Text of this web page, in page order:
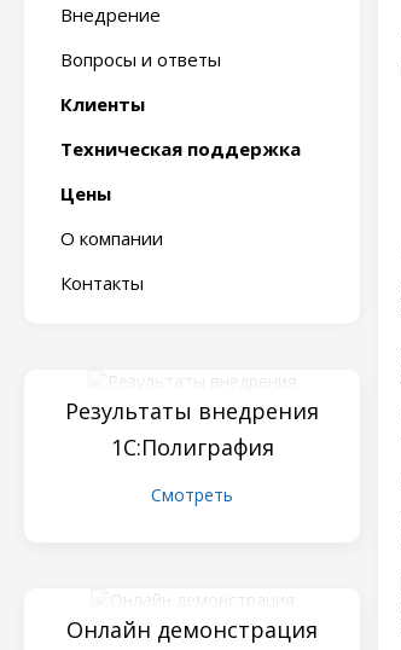
Внедрение
Вопросы и ответы
Клиенты
Техническая поддержка
Цены
О компании
Контакты
Результаты внедрения
1С:Полиграфия
Смотреть
Онлайн демонстрация